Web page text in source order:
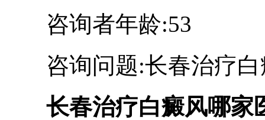
咨询者年龄:53
咨询问题:长春治疗白
长春治疗白癜风哪家